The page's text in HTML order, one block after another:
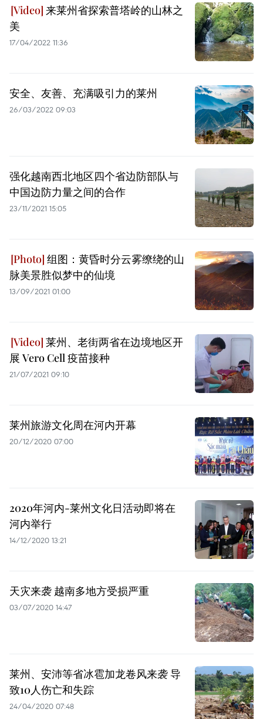
来莱州省探索普塔岭的山林之
美
17/04/2022 11:36
安全、友善、充满吸引力的莱州
26/03/2022 09:03
强化越南西北地区四个省边防部队与
中国边防力量之间的合作
23/11/2021 15:05
组图：黄昏时分云雾缭绕的山
脉美景胜似梦中的仙境
13/09/2021 01:00
莱州、老街两省在边境地区开
展 Vero Cell 疫苗接种
21/07/2021 09:10
莱州旅游文化周在河内开幕
20/12/2020 07:00
2020年河内-莱州文化日活动即将在
河内举行
14/12/2020 13:21
天灾来袭 越南多地方受损严重
03/07/2020 14:47
莱州、安沛等省冰雹加龙卷风来袭 导
致10人伤亡和失踪
24/04/2020 07:48